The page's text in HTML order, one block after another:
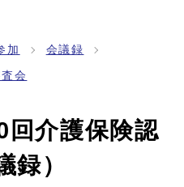
加 会議録
会
回介護保険認
録）